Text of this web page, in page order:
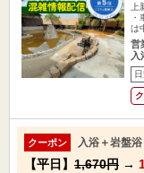
は
営
入
クーポン 入浴＋岩盤
【平日】 1,670円 →